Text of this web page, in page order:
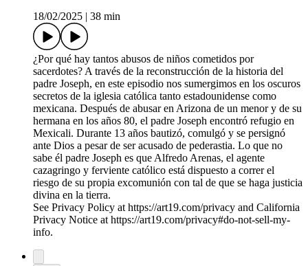
18/02/2025
38 min
¿Por qué hay tantos abusos de niños cometidos por
sacerdotes? A través de la reconstrucción de la historia del
padre Joseph, en este episodio nos sumergimos en los oscuros
secretos de la iglesia católica tanto estadounidense como
mexicana. Después de abusar en Arizona de un menor y de su
hermana en los años 80, el padre Joseph encontró refugio en
Mexicali. Durante 13 años bautizó, comulgó y se persignó
ante Dios a pesar de ser acusado de pederastia. Lo que no
sabe él padre Joseph es que Alfredo Arenas, el agente
cazagringo y ferviente católico está dispuesto a correr el
riesgo de su propia excomunión con tal de que se haga justicia
divina en la tierra.
See Privacy Policy at https://art19.com/privacy and California
Privacy Notice at https://art19.com/privacy#do-not-sell-my-
info.